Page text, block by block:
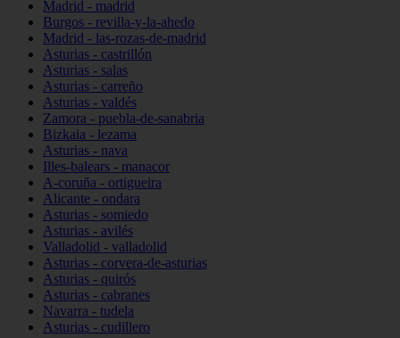
Madrid - madrid
Burgos - revilla-y-la-ahedo
Madrid - las-rozas-de-madrid
Asturias - castrillón
Asturias - salas
Asturias - carreño
Asturias - valdés
Zamora - puebla-de-sanabria
Bizkaia - lezama
Asturias - nava
Illes-balears - manacor
A-coruña - ortigueira
Alicante - ondara
Asturias - somiedo
Asturias - avilés
Valladolid - valladolid
Asturias - corvera-de-asturias
Asturias - quirós
Asturias - cabranes
Navarra - tudela
Asturias - cudillero